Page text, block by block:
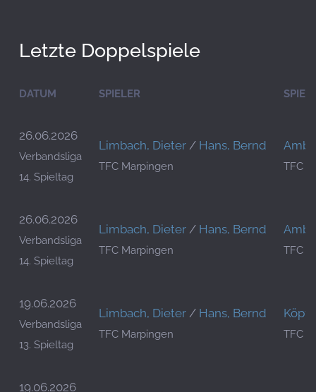
Letzte Doppelspiele
DATUM SPIELER
26.06.2026
Verbandsliga
14. Spieltag
Limbach, Dieter / Hans, Bernd
TFC Marpingen TFC
26.06.2026
Verbandsliga
14. Spieltag
Limbach, Dieter / Hans, Bernd
TFC Marpingen TFC
19.06.2026
Verbandsliga
13. Spieltag
Limbach, Dieter / Hans, Bernd
TFC Marpingen TFC
19.06.2026